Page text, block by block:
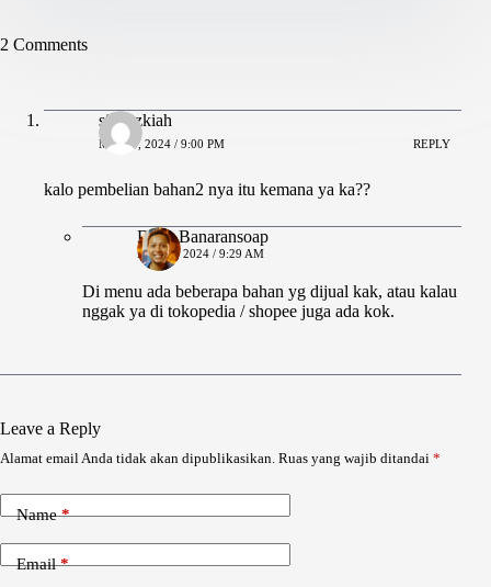
2 Comments
siti tazkiah
MEI 29, 2024 / 9:00 PM REPLY
kalo pembelian bahan2 nya itu kemana ya ka??
Dana Banaransoap
MEI 30, 2024 / 9:29 AM
Di menu ada beberapa bahan yg dijual kak, atau kalau
nggak ya di tokopedia / shopee juga ada kok.
Leave a Reply
Alamat email Anda tidak akan dipublikasikan. Ruas yang wajib ditandai *
Name*
Email*